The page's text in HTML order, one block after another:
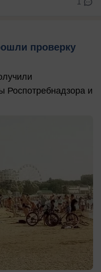
проверку
Роспотребнадзора и